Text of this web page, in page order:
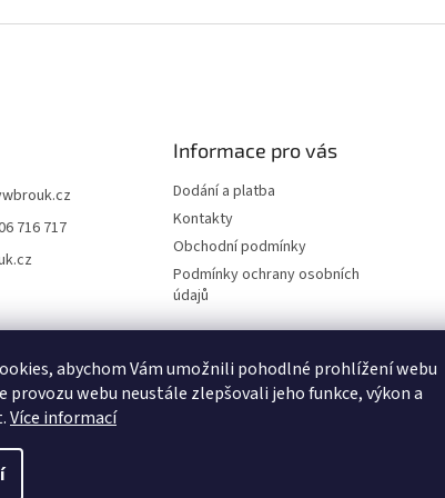
abychom Vám umožnili pohodlné prohlížení webu
provozu webu neustále zlepšovali jeho funkce, výkon a
Více informací
716 717
Informace pro vás
Dodání a platba
Kontakty
Obchodní podmínky
Podmínky ochrany osobních
údajů